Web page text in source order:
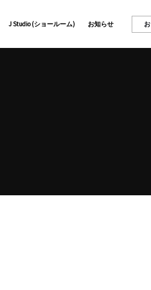
J Studio (ショールーム) お知らせ